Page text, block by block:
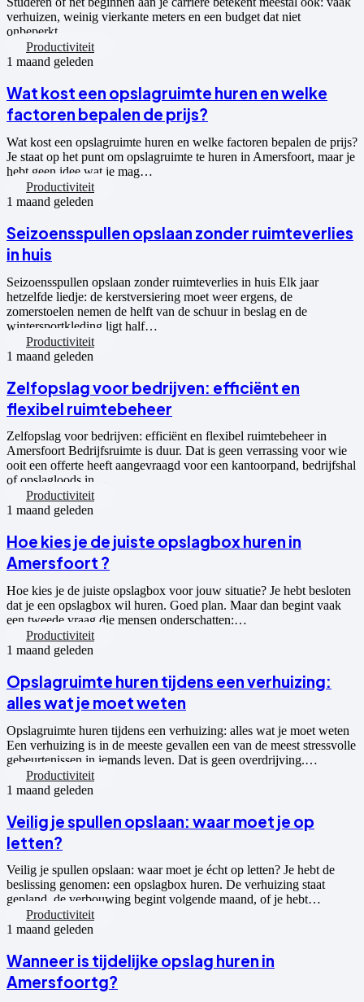
verhuizen, weinig vierkante meters en een budget dat niet
onbeperkt…
Productiviteit
1 maand geleden
Wat kost een opslagruimte huren en welke
factoren bepalen de prijs?
Wat kost een opslagruimte huren en welke factoren bepalen de prijs?
Je staat op het punt om opslagruimte te huren in Amersfoort, maar je
hebt geen idee wat je mag…
Productiviteit
1 maand geleden
Seizoensspullen opslaan zonder ruimteverlies
in huis
Seizoensspullen opslaan zonder ruimteverlies in huis Elk jaar
hetzelfde liedje: de kerstversiering moet weer ergens, de
zomerstoelen nemen de helft van de schuur in beslag en de
wintersportkleding ligt half…
Productiviteit
1 maand geleden
Zelfopslag voor bedrijven: efficiënt en
flexibel ruimtebeheer
Zelfopslag voor bedrijven: efficiënt en flexibel ruimtebeheer in
Amersfoort Bedrijfsruimte is duur. Dat is geen verrassing voor wie
ooit een offerte heeft aangevraagd voor een kantoorpand, bedrijfshal
of opslagloods in…
Productiviteit
1 maand geleden
Hoe kies je de juiste opslagbox huren in
Amersfoort ?
Hoe kies je de juiste opslagbox voor jouw situatie? Je hebt besloten
dat je een opslagbox wil huren. Goed plan. Maar dan begint vaak
een tweede vraag die mensen onderschatten:…
Productiviteit
1 maand geleden
Opslagruimte huren tijdens een verhuizing:
alles wat je moet weten
Opslagruimte huren tijdens een verhuizing: alles wat je moet weten
Een verhuizing is in de meeste gevallen een van de meest stressvolle
gebeurtenissen in iemands leven. Dat is geen overdrijving.…
Productiviteit
1 maand geleden
Veilig je spullen opslaan: waar moet je op
letten?
Veilig je spullen opslaan: waar moet je écht op letten? Je hebt de
beslissing genomen: een opslagbox huren. De verhuizing staat
gepland, de verbouwing begint volgende maand, of je hebt…
Productiviteit
1 maand geleden
Wanneer is tijdelijke opslag huren in
Amersfoortg?